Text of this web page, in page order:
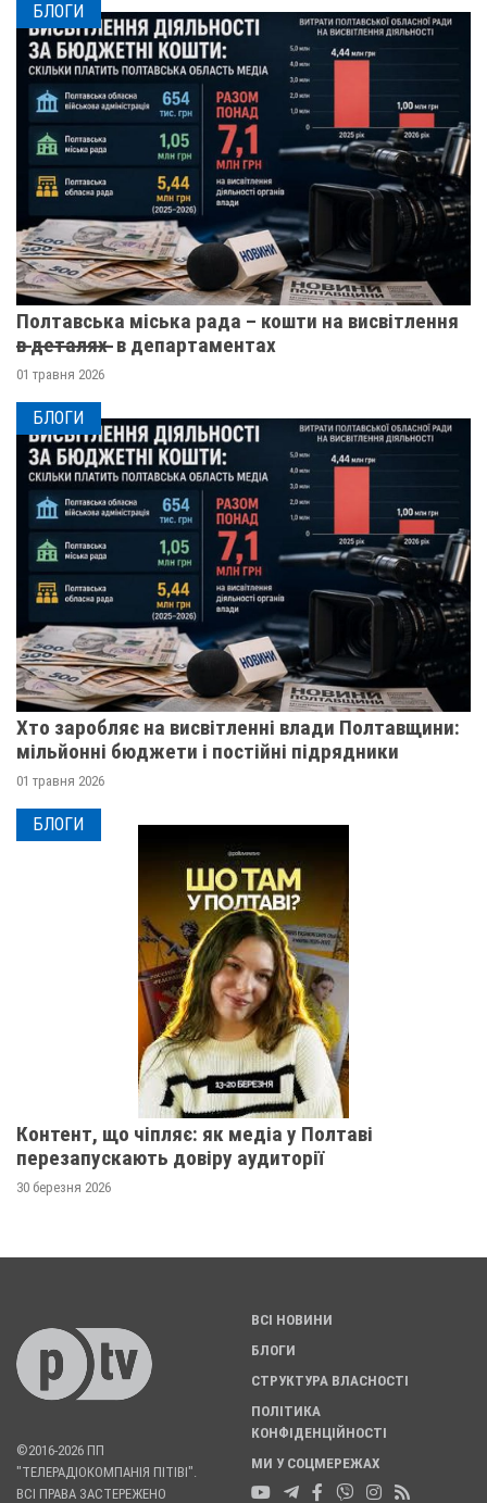
БЛОГИ
Полтавська міська рада – кошти на висвітлення
в̶ ̶д̶е̶т̶а̶л̶я̶х̶ ̶ в департаментах
01 травня 2026
БЛОГИ
Хто заробляє на висвітленні влади Полтавщини:
мільйонні бюджети і постійні підрядники
01 травня 2026
БЛОГИ
Контент, що чіпляє: як медіа у Полтаві
перезапускають довіру аудиторії
30 березня 2026
©2016-2026 ПП
"ТЕЛЕРАДІОКОМПАНІЯ ПІТІВІ".
ВСІ ПРАВА ЗАСТЕРЕЖЕНО
ВСІ НОВИНИ
БЛОГИ
СТРУКТУРА ВЛАСНОСТІ
ПОЛІТИКА
КОНФІДЕНЦІЙНОСТІ
МИ У СОЦМЕРЕЖАХ